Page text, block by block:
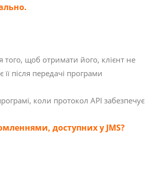
того, щоб отримати його, клієнт не
після передачі програми
коли протокол API забезпечує
доступних у JMS?